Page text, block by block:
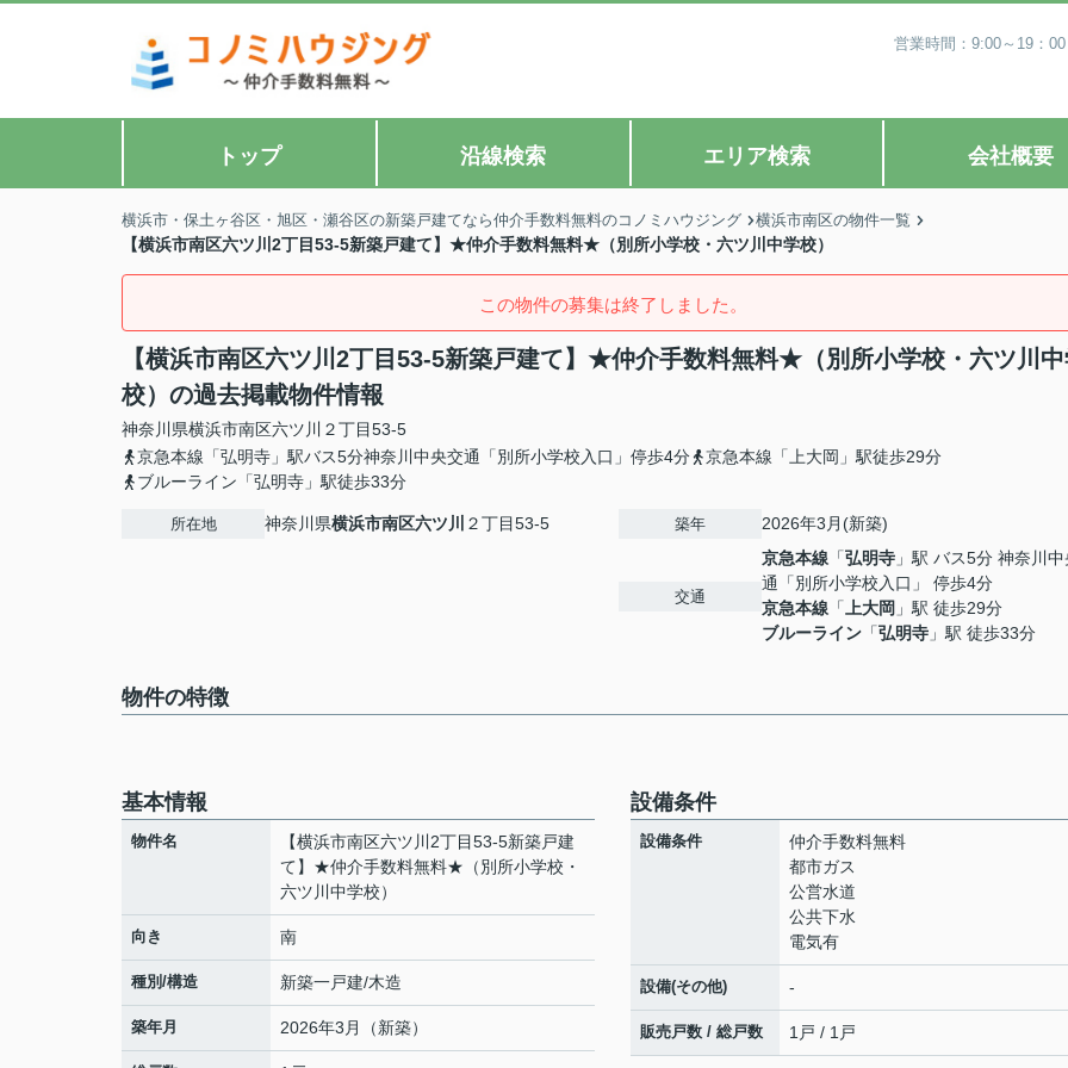
営業時間：9:00～19：
トップ 沿線検索 エリア検索 会社概要
横浜市・保土ヶ谷区・旭区・瀬谷区の新築戸建てなら仲介手数料無料のコノミハウジング 横浜市南区の物件一覧
【横浜市南区六ツ川2丁目53-5新築戸建て】★仲介手数料無料★（別所小学校・六ツ川中学校）
この物件の募集は終了しました。
【横浜市南区六ツ川2丁目53-5新築戸建て】★仲介手数料無料★（別所小学校・六ツ川
校）の過去掲載物件情報
神奈川県横浜市南区六ツ川 ２丁目53-5
京急本線「弘明寺」駅バス5分神奈川中央交通「別所小学校入口」停歩4分
京急本線「上大岡」駅徒歩29分
ブルーライン「弘明寺」駅徒歩33分
所在地 神奈川県横浜市南区六ツ川 ２丁目53-5 築年 2026年3月(新築)
交通
京急本線 「弘明寺 」駅 バス5分 神奈川
通「別所小学校入口」 停歩4分
京急本線 「 上大岡 」駅 徒歩29分
ブルーライン 「弘明寺 」駅 徒歩33分
物件の特徴
基本情報
物件名
【横浜市南区六ツ川2丁目53-5新築戸建
て】★仲介手数料無料★（別所小学校・
六ツ川中学校）
向き 南
種別/構造 新築一戸建/木造
築年月 2026年3月（新築）
設備条件
設備条件
仲介手数料無料
都市ガス
公営水道
公共下水
電気有
設備(その他) -
販売戸数 / 総戸数 1戸 / 1戸